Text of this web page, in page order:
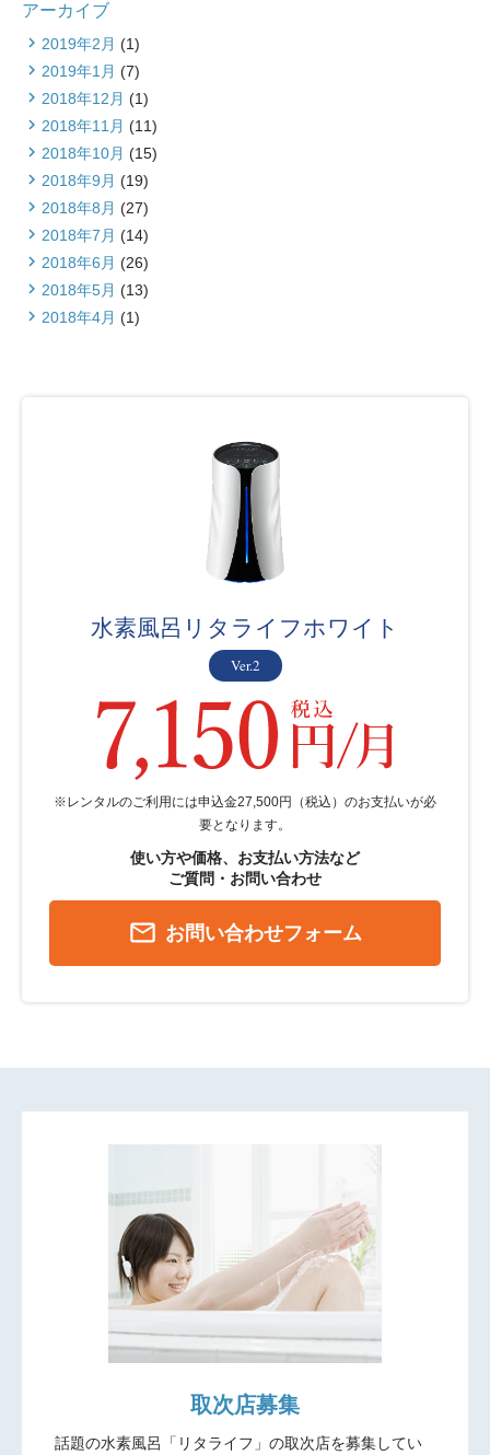
アーカイブ
2019年2月 (1)
2019年1月 (7)
2018年12月 (1)
2018年11月 (11)
2018年10月 (15)
2018年9月 (19)
2018年8月 (27)
2018年7月 (14)
2018年6月 (26)
2018年5月 (13)
2018年4月 (1)
水素風呂リタライフホワイト
Ver.2
※レンタルのご利用には申込金27,500円（税込）のお支払いが必
要となります。
使い方や価格、お支払い方法など
ご質問・お問い合わせ
mail_outline お問い合わせフォーム
取次店募集
話題の水素風呂「リタライフ」の取次店を募集してい